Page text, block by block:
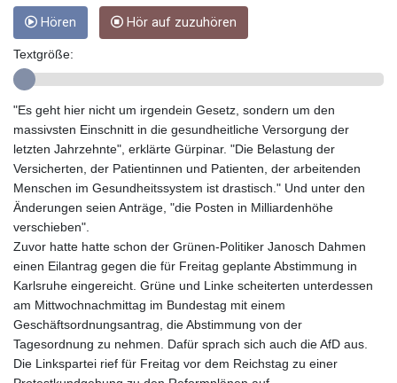
GYD 241.157003
HKD 9.066767
HTG 150.718127
HUF 363.096405
IDR 20580.370421
ILS 3.468234
IMP 0.857252
INR 110.076256
IQD 1509.981237
1590322.371805
ISK 142.598215
JEP 0.857252
JMD 183.057725
JOD 0.819746
JPY 182.445186
KES 149.158147
KGS 101.104505
Hören Hör auf zuzuhören
Textgröße:
"Es geht hier nicht um irgendein Gesetz, sondern um den
massivsten Einschnitt in die gesundheitliche Versorgung der
letzten Jahrzehnte", erklärte Gürpinar. "Die Belastung der
Versicherten, der Patientinnen und Patienten, der arbeitenden
Menschen im Gesundheitssystem ist drastisch." Und unter den
Änderungen seien Anträge, "die Posten in Milliardenhöhe
verschieben".
Zuvor hatte hatte schon der Grünen-Politiker Janosch Dahmen
einen Eilantrag gegen die für Freitag geplante Abstimmung in
Karlsruhe eingereicht. Grüne und Linke scheiterten unterdessen
am Mittwochnachmittag im Bundestag mit einem
Geschäftsordnungsantrag, die Abstimmung von der
Tagesordnung zu nehmen. Dafür sprach sich auch die AfD aus.
Die Linkspartei rief für Freitag vor dem Reichstag zu einer